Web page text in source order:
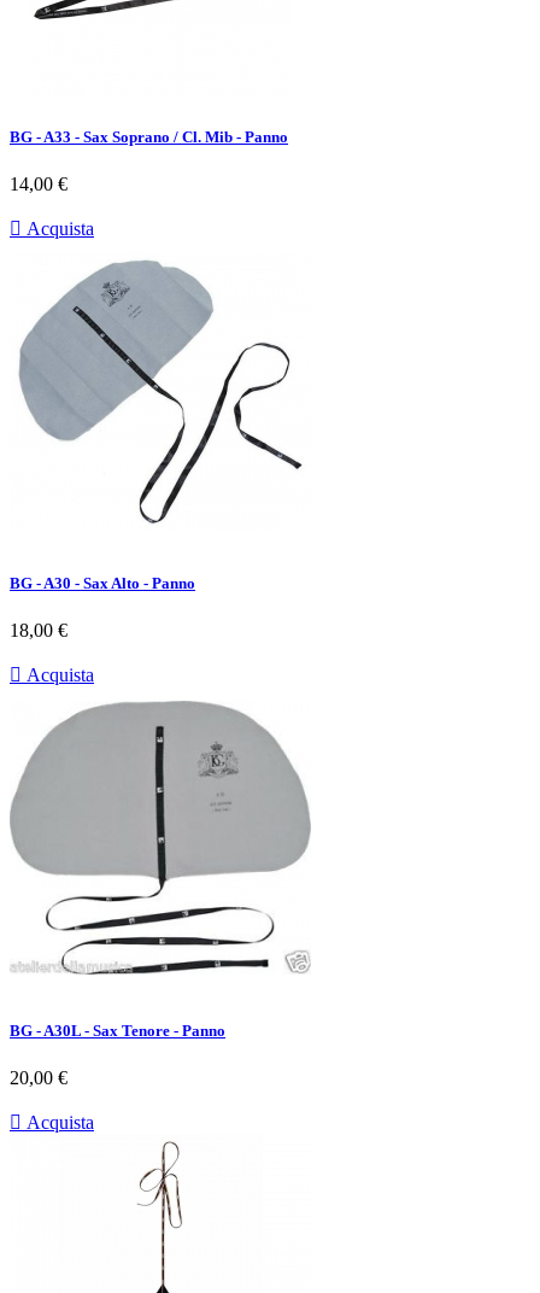
BG - A33 - Sax Soprano / Cl. Mib - Panno
Prezzo
14,00 €
 Acquista
BG - A30 - Sax Alto - Panno
Prezzo
18,00 €
 Acquista
BG - A30L - Sax Tenore - Panno
Prezzo
20,00 €
 Acquista